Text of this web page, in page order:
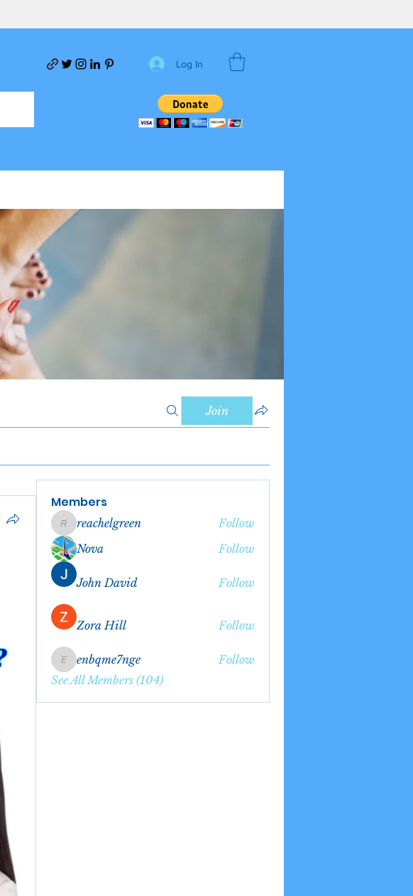
Log In
Join
Members
reachelgreen
reachelgreen
Follow
Nova
Follow
John David Follow
Zora Hill Follow
enbqme7nge
enbqme7nge
Follow
See All Members (104)